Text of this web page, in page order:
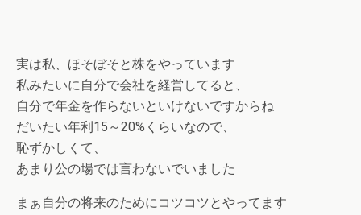
実は私、ほそぼそと株をやっています
私みたいに自分で会社を経営してると、
自分で年金を作らないといけないですからね
だいたい年利15～20%くらいなので、
恥ずかしくて、
あまり公の場では言わないでいました
まぁ自分の将来のためにコツコツとやってます